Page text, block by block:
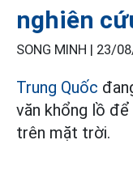
nghiên
SONG MINH | 23/
Trung Quốc
văn khổng lồ
trên mặt trời.